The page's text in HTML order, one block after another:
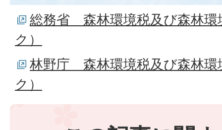
総務省＿森林環境税及び森林
ク）
林野庁＿森林環境税及び森林
ク）